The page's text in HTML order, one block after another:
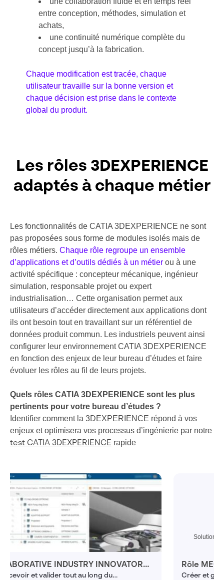
entre conception, méthodes, simulation et
achats,
une continuité numérique complète du
concept jusqu’à la fabrication.
Chaque modification est tracée, chaque
utilisateur travaille sur la bonne version et
chaque décision est prise dans le contexte
global du produit.
Les rôles 3DEXPERIENCE
adaptés à chaque métier
Les fonctionnalités de CATIA 3DEXPERIENCE ne sont
pas proposées sous forme de modules isolés mais de
rôles métiers. Chaque rôle regroupe un ensemble
d’applications et d’outils dédiés à un métier ou à une
activité spécifique : concepteur mécanique, ingénieur
simulation, responsable projet ou expert
industrialisation… Cette organisation permet aux
utilisateurs d’accéder directement aux applications dont
ils ont besoin tout en travaillant sur un référentiel de
données produit commun. Les industriels peuvent ainsi
configurer leur environnement CATIA 3DEXPERIENCE
en fonction des enjeux de leur bureau d’études et faire
évoluer les rôles au fil de leurs projets.
Quels rôles CATIA 3DEXPERIENCE sont les plus
pertinents pour votre bureau d’études ?
Identifier comment la 3DEXPERIENCE répond à vos
enjeux et optimisera vos processus d’ingénierie par notre
test CATIA 3DEXPERIENCE rapide
Solution
Rôle MECHANICAL and SHAPE DESIGNER (MES)
Créer et gérer des projets mécaniques complexes